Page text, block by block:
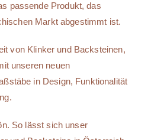
passende Produkt, das
Markt abgestimmt ist.
von Klinker und Backsteinen,
unseren neuen
in Design, Funktionalität
So lässt sich unser